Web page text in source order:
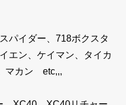
パイダー、718ボクスタ
エン、ケイマン、タイカ
マカン etc,,,